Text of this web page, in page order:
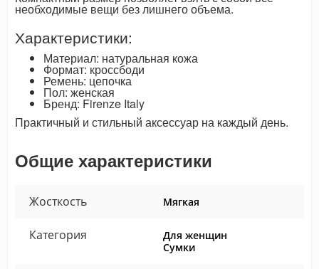
необходимые вещи без лишнего объема.
Характеристики:
Материал: натуральная кожа
Формат: кроссбоди
Ремень: цепочка
Пол: женская
Бренд: Firenze Italy
Практичный и стильный аксессуар на каждый день.
Общие характеристики
Жосткость Мягкая
Категория
Для женщин
Сумки